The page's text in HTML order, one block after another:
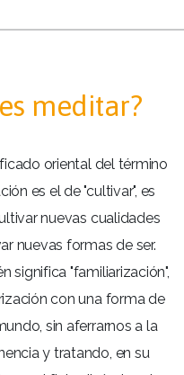
meditar?
oriental del término
es el de "cultivar", es
nuevas cualidades
nuevas formas de ser.
significa "familiarización",
con una forma de
sin aferrarnos a la
y tratando, en su